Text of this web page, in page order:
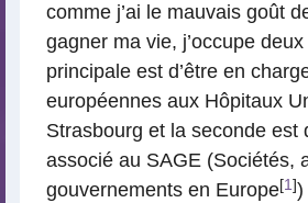
comme j’ai le mauvais goût
gagner ma vie, j’occupe
principale est d’être en
européennes aux Hôpitaux
Strasbourg et la seconde est
associé au SAGE (Sociétés,
gouvernements en Europe[1 ])